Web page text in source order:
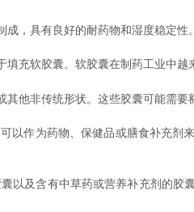
具有良好的耐药物和湿度稳定性
软胶囊。软胶囊在制药工业中越
非传统形状。这些胶囊可能需要
作为药物、保健品或膳食补充剂
以及含有中草药或营养补充剂的胶